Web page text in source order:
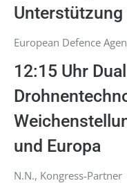
European Defence
12:15 Uhr
und Europa
N.N., Kongress-Partner